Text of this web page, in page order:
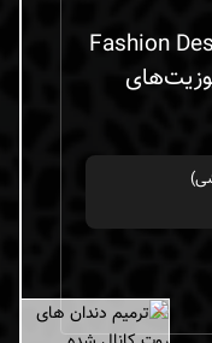
Fashion
×